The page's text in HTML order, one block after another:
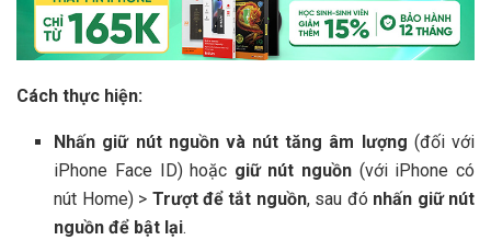
Cách thực hiện:
Nhấn giữ nút nguồn và nút tăng âm lượng (đối với
iPhone Face ID) hoặc giữ nút nguồn (với iPhone có
nút Home) > Trượt để tắt nguồn, sau đó nhấn giữ nút
nguồn để bật lại.